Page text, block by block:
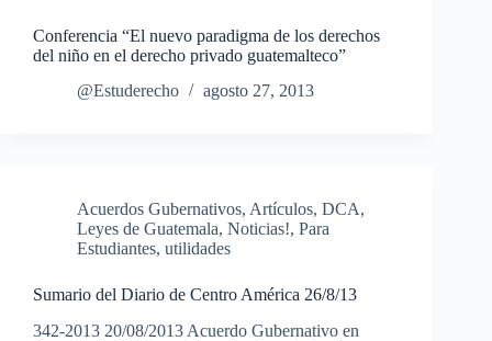
Conferencia “El nuevo paradigma de los derechos
del niño en el derecho privado guatemalteco”
@Estuderecho
agosto 27, 2013
Acuerdos Gubernativos, Artículos, DCA,
Leyes de Guatemala, Noticias!, Para
Estudiantes, utilidades
Sumario del Diario de Centro América 26/8/13
342-2013 20/08/2013 Acuerdo Gubernativo en